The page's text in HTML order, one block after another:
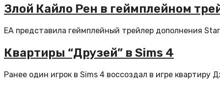
Злой Кайло Рен в геймплейном
EA представила геймплейный трейлер дополнения
Квартиры “Друзей” в Sims 4
Ранее один игрок в Sims 4 воссоздал в игре